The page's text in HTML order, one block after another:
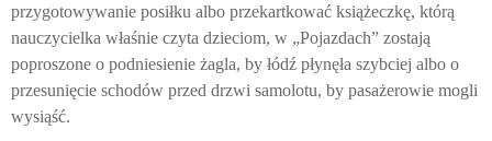
przygotowywanie posiłku albo przekartkować książeczkę, którą
nauczycielka właśnie czyta dzieciom, w „Pojazdach” zostają
poproszone o podniesienie żagla, by łódź płynęła szybciej albo o
przesunięcie schodów przed drzwi samolotu, by pasażerowie mogli
wysiąść.